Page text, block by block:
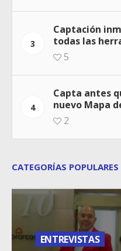
3
Captación
todas las
5
4
Capta antes
nuevo Mapa
2
CATEGORÍAS POPULARES
ENTREVISTAS